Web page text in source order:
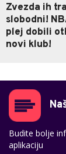
Zvezda ih
slobodni!
plej dobili
novi klub!
Budite bolje
aplikaciju